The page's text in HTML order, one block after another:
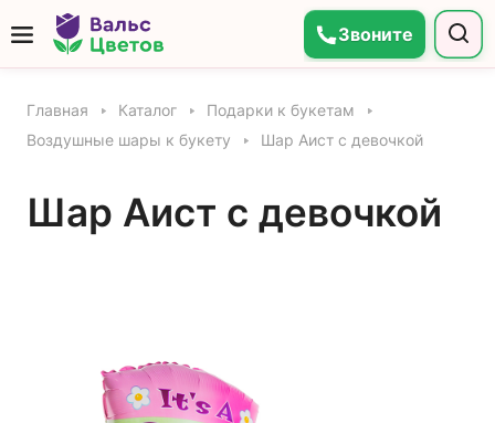
Звоните
Главная Каталог
Подарки к букетам
Воздушные шары к букету
Шар Аист с девочкой
Шар Аист с девочкой